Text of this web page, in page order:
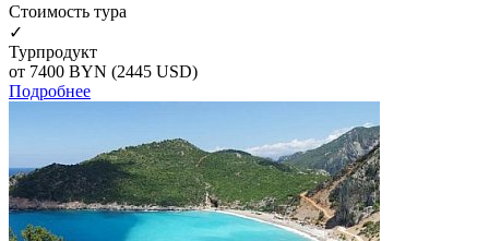
Cтоимость тура
✓
Турпродукт
от 7400 BYN (2445 USD)
Подробнее